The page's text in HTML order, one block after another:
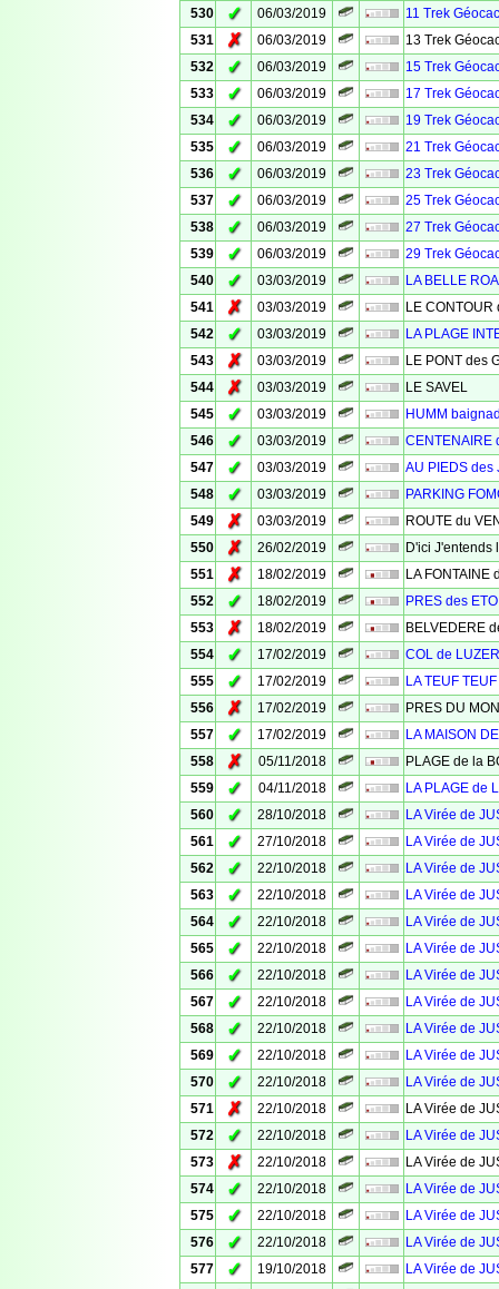
530
✓ 06/03/2019
11 Trek
531
✗ 06/03/2019
13 Trek
532
✓ 06/03/2019
15 Trek
533
✓ 06/03/2019
17 Trek
534
✓ 06/03/2019
19 Trek
535
✓ 06/03/2019
21 Trek
536
✓ 06/03/2019
23 Trek
537
✓ 06/03/2019
25 Trek
538
✓ 06/03/2019
27 Trek
539
✓ 06/03/2019
29 Trek
540
✓ 03/03/2019
LA BELLE
541
✗ 03/03/2019
LE
542
✓ 03/03/2019
LA PLAGE
543
✗ 03/03/2019
LE PONT des
544
✗ 03/03/2019
LE SAVEL
545
✓ 03/03/2019
HUMM
546
✓ 03/03/2019
CENTENAIRE
547
✓ 03/03/2019
AU PIEDS des
548
✓ 03/03/2019
PARKING
549
✗ 03/03/2019
ROUTE du
550
✗ 26/02/2019
D'ici J'entends
551
✗ 18/02/2019
LA FONTAINE
552
✓ 18/02/2019
PRES des
553
✗ 18/02/2019
BELVEDERE
554
✓ 17/02/2019
COL de
555
✓ 17/02/2019
LA TEUF TEUF
556
✗ 17/02/2019
PRES DU
557
✓ 17/02/2019
LA MAISON
558
✗ 05/11/2018
PLAGE de la
559
✓ 04/11/2018
LA PLAGE de
560
✓ 28/10/2018
LA Virée de
561
✓ 27/10/2018
LA Virée de
562
✓ 22/10/2018
LA Virée de
563
✓ 22/10/2018
LA Virée de
564
✓ 22/10/2018
LA Virée de
565
✓ 22/10/2018
LA Virée de
566
✓ 22/10/2018
LA Virée de
567
✓ 22/10/2018
LA Virée de
568
✓ 22/10/2018
LA Virée de
569
✓ 22/10/2018
LA Virée de
570
✓ 22/10/2018
LA Virée de
571
✗ 22/10/2018
LA Virée de
572
✓ 22/10/2018
LA Virée de
573
✗ 22/10/2018
LA Virée de
574
✓ 22/10/2018
LA Virée de
575
✓ 22/10/2018
LA Virée de
576
✓ 22/10/2018
LA Virée de
577
✓ 19/10/2018
LA Virée de